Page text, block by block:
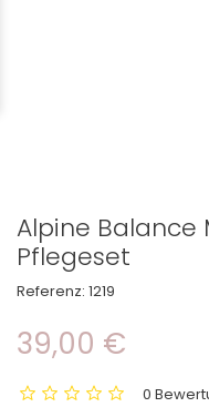
Alpine Balance
Pflegeset
Referenz: 1219
39,00 €
0